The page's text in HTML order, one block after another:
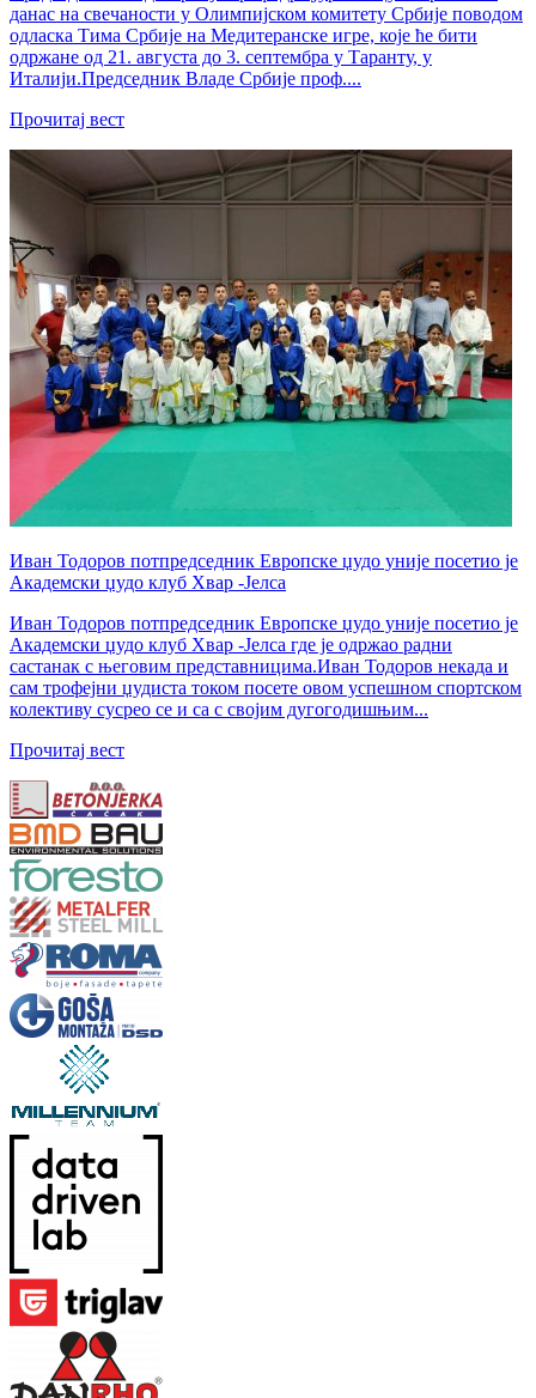
данас на свечаности у Олимпијском комитету Србије поводом
одласка Тима Србије на Медитеранске игре, које ће бити
одржане од 21. августа до 3. септембра у Таранту, у
Италији.Председник Владе Србије проф....
Прочитај вест
Иван Тодоров потпредседник Европске џудо уније посетио је
Академски џудо клуб Хвар -Јелса
Иван Тодоров потпредседник Европске џудо уније посетио је
Академски џудо клуб Хвар -Јелса где је одржао радни
састанак с његовим представницима.Иван Тодоров некада и
сам трофејни џудиста током посете овом успешном спортском
колективу сусрео се и са с својим дугогодишњим...
Прочитај вест